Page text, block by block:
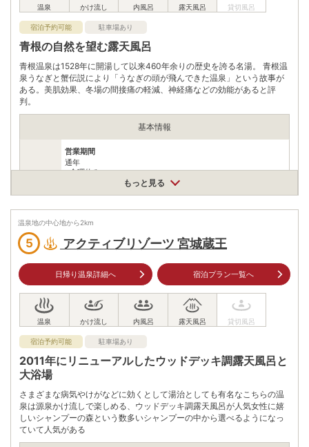
宿泊予約可能 駐車場あり
青根の自然を望む露天風呂
青根温泉は1528年に開湯して以来460年余りの歴史を誇る名湯。 青根温
泉うなぎと蟹伝説により「うなぎの頭が飛んできた温泉」という故事が
ある。美肌効果、冬場の間接痛の軽減、神経痛などの効能があると評
判。
基本情報
営業期間
通年
※金曜休み
11:00～15:00
入浴料
大人中学生以上：650円 子供小学迄：325円
泉質
アクセス
住所
宮城県柴田郡川崎町青根温泉17-2
車
宮城川崎ICより車で約20分
公共交通機関
白石蔵王駅よりタクシ-約40分
駐車場
※日帰りの方は「第二駐車場」のご利下さい
電話番号
0224872611
※8:00～18:00
もっと見る
温泉地の中心地から2km
5 アクティブリゾーツ 宮城蔵王
日帰り温泉詳細へ 宿泊プラン一覧へ
宿泊予約可能 駐車場あり
2011年にリニューアルしたウッドデッキ調露天風呂と
大浴場
さまざまな病気やけがなどに効くとして湯治としても有名なこちらの温
泉は源泉かけ流しで楽しめる、ウッドデッキ調露天風呂が人気女性に嬉
しいシャンプーの森という数多いシャンプーの中から選べるようになっ
ていて人気がある